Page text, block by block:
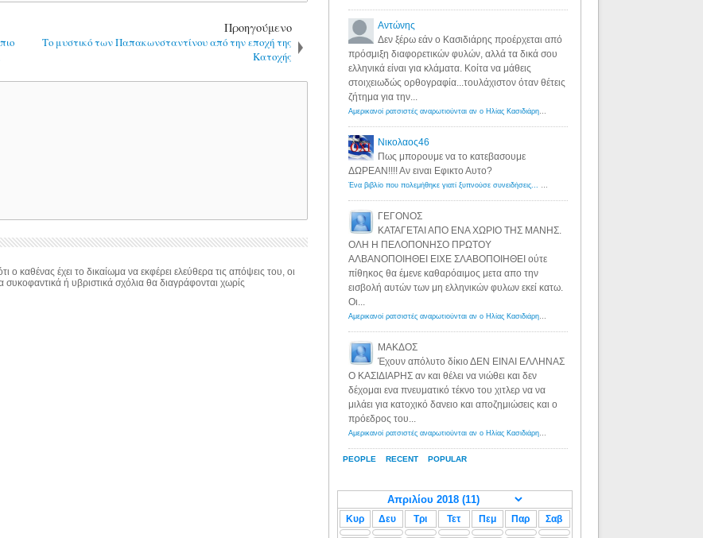
Προηγούμενο
Το μυστικό των Παπακωνσταντίνου από την εποχή της
Κατοχής
καθένας έχει το δικαίωμα να εκφέρει ελεύθερα τις απόψεις του, οι
συκοφαντικά ή υβριστικά σχόλια θα διαγράφονται χωρίς
PEOPLE RECENT POPULAR
Αντώνης
Δεν ξέρω εάν ο Κασιδιάρης προέρχεται από
πρόσμιξη διαφορετικών φυλών, αλλά τα δικά σου
ελληνικά είναι για κλάματα. Κοίτα να μάθεις
στοιχειωδώς ορθογραφία...τουλάχιστον όταν θέτεις
ζήτημα για την...
Αμερικανοί ρατσιστές αναρωτιούνται αν ο Ηλίας Κασιδιάρης ανήκει στη λευκή φυλή... - Λόγιος Ερμής
Νικολαος46
Πως μπορουμε να το κατεβασουμε
ΔΩΡΕΑΝ!!!! Αν ειναι Εφικτο Αυτο?
Ένα βιβλίο που πολεμήθηκε γιατί ξυπνούσε συνειδήσεις... - Λόγιος Ερμής | Η γνώση ξεκινάει με την αναζήτηση...
ΓΕΓΟΝΟΣ
ΚΑΤΑΓΕΤΑΙ ΑΠΟ ΕΝΑ ΧΩΡΙΟ ΤΗΣ ΜΑΝΗΣ.
ΟΛΗ Η ΠΕΛΟΠΟΝΗΣΟ ΠΡΩΤΟΥ
ΑΛΒΑΝΟΠΟΙΗΘΕΙ ΕΙΧΕ ΣΛΑΒΟΠΟΙΗΘΕΙ ούτε
πίθηκος θα έμενε καθαρόαιμος μετα απο την
εισβολή αυτών των μη ελληνικών φυλων εκεί κατω.
Οι...
Αμερικανοί ρατσιστές αναρωτιούνται αν ο Ηλίας Κασιδιάρης ανήκει στη λευκή φυλή... - Λόγιος Ερμής
ΜΑΚΔΟΣ
Έχουν απόλυτο δίκιο ΔΕΝ ΕΙΝΑΙ ΕΛΛΗΝΑΣ
Ο ΚΑΣΙΔΙΑΡΗΣ αν και θέλει να νιώθει και δεν
δέχομαι ενα πνευματικό τέκνο του χιτλερ να να
μιλάει για κατοχικό δανειο και αποζημιώσεις και ο
πρόεδρος του...
Αμερικανοί ρατσιστές αναρωτιούνται αν ο Ηλίας Κασιδιάρης ανήκει στη λευκή φυλή... - Λόγιος Ερμής
Κυρ Δευ Τρι Τετ Πεμ Παρ Σαβ